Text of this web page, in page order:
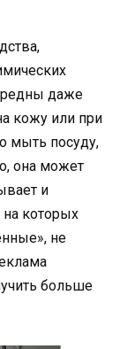
даже
кожу или при
мыть посуду,
она может
и
на которых
не
больше